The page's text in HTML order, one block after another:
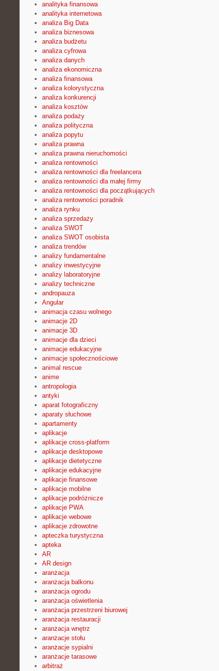
analityka finansowa
analityka internetowa
analiza Big Data
analiza biznesowa
analiza budżetu
analiza cyfrowa
analiza danych
analiza ekonomiczna
analiza finansowa
analiza kolorystyczna
analiza konkurencji
analiza kosztów
analiza podaży
analiza polityczna
analiza popytu
analiza prawna
analiza prawna nieruchomości
analiza rentowności
analiza rentowności dla freelancera
analiza rentowności dla małej firmy
analiza rentowności dla początkujących
analiza rentowności poradnik
analiza rynku
analiza sprzedaży
analiza SWOT
analiza SWOT osobista
analiza trendów
analizy fundamentalne
analizy inwestycyjne
analizy laboratoryjne
analizy techniczne
andropauza
Angular
animacja czasu wolnego
animacje 2D
animacje 3D
animacje dla dzieci
animacje edukacyjne
animacje społecznościowe
animal rescue
anime
antropologia
antyki
aparat fotograficzny
aparaty słuchowe
apartamenty
aplikacje
aplikacje cross-platform
aplikacje desktopowe
aplikacje dietetyczne
aplikacje edukacyjne
aplikacje finansowe
aplikacje mobilne
aplikacje podróżnicze
aplikacje PWA
aplikacje webowe
aplikacje zdrowotne
apteczka turystyczna
apteka
AR
AR design
aranżacja
aranżacja balkonu
aranżacja ogrodu
aranżacja oświetlenia
aranżacja przestrzeni biurowej
aranżacja restauracji
aranżacja wnętrz
aranżacje stołu
aranżacje sypialni
aranżacje tarasowe
arbitraż